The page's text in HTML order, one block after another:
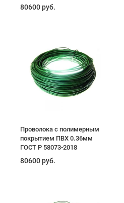
80600 руб.
Проволока с полимерным
покрытием ПВХ 0.36мм
ГОСТ Р 58073-2018
80600 руб.